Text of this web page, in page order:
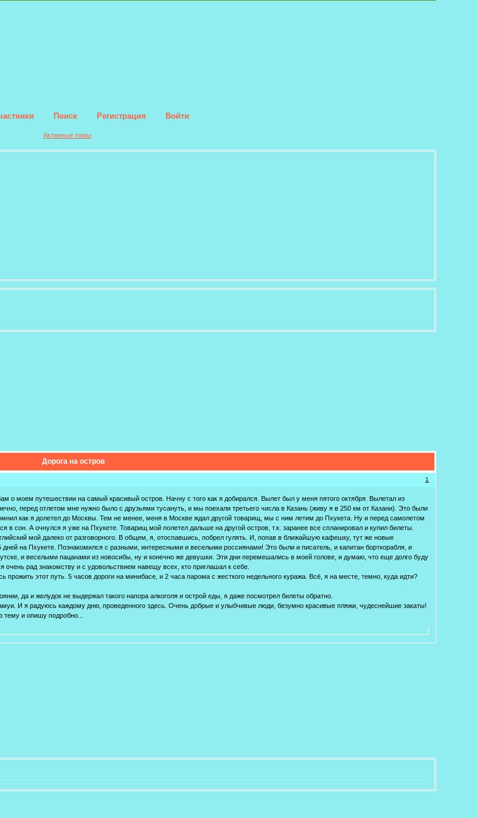
Поиск Регистрация Войти
Активные темы
Дорога на остров
1
о моем путешествии на самый красивый остров. Начну с того как я добирался. Вылет был у меня пятого октября. Вылетал из
перед отлетом мне нужно было с друзьями тусануть, и мы поехали третьего числа в Казань (живу я в 250 км от Казани). Это были
как я долетел до Москвы. Тем не менее, меня в Москве ждал другой товарищ, мы с ним летим до Пхукета. Ну и перед самолетом
в сон. А очнулся я уже на Пхукете. Товарищ мой полетел дальше на другой остров, т.к. заранее все спланировал и купил билеты.
мой далеко от разговорного. В общем, я, отоспавшись, побрел гулять. И, попав в ближайшую кафешку, тут же новые
дней на Пхукете. Познакомился с разными, интересными и веселыми россиянами! Это были и писатель, и капитан борткорабля, и
и веселыми пацанами из новосибы, ну и конечно же девушки. Эти дни перемешались в моей голове, и думаю, что еще долго буду
рад знакомству и с удовольствием навещу всех, кто приглашал к себе.
прожить этот путь. 5 часов дороги на минибасе, и 2 часа парома с жесткого недельного куража. Всё, я на месте, темно, куда идти?
да и желудок не выдержал такого напора алкоголя и острой еды, я даже посмотрел билеты обратно.
И я радуюсь каждому дню, проведенного здесь. Очень добрые и улыбчивые люди, безумно красивые пляжи, чудеснейшие закаты!
и опишу подробно...